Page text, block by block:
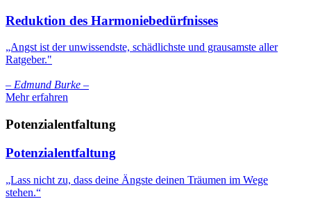
Reduktion des Harmoniebedürfnisses
„Angst ist der unwissendste, schädlichste und grausamste aller
Ratgeber."
– Edmund Burke –
Mehr erfahren
Potenzialentfaltung
Potenzialentfaltung
„Lass nicht zu, dass deine Ängste deinen Träumen im Wege
stehen.“